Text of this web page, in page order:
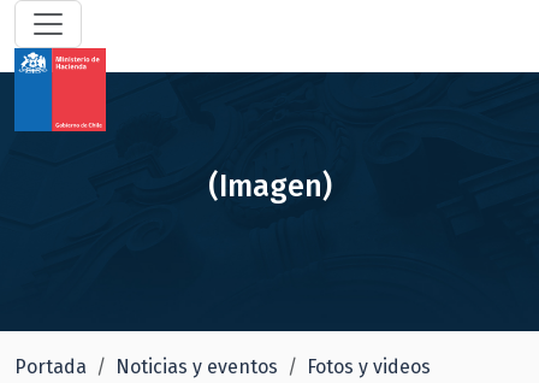
(Imagen)
Portada Noticias y eventos
Fotos y videos